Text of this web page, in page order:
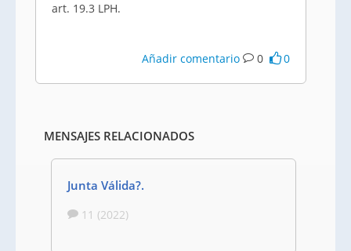
art. 19.3 LPH.
Añadir comentario 0 0
MENSAJES RELACIONADOS
Junta Válida?.
11 (2022)